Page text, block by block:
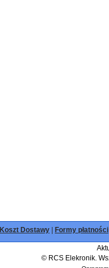
Koszt Dostawy Formy płatności
©RCS Elekronik.